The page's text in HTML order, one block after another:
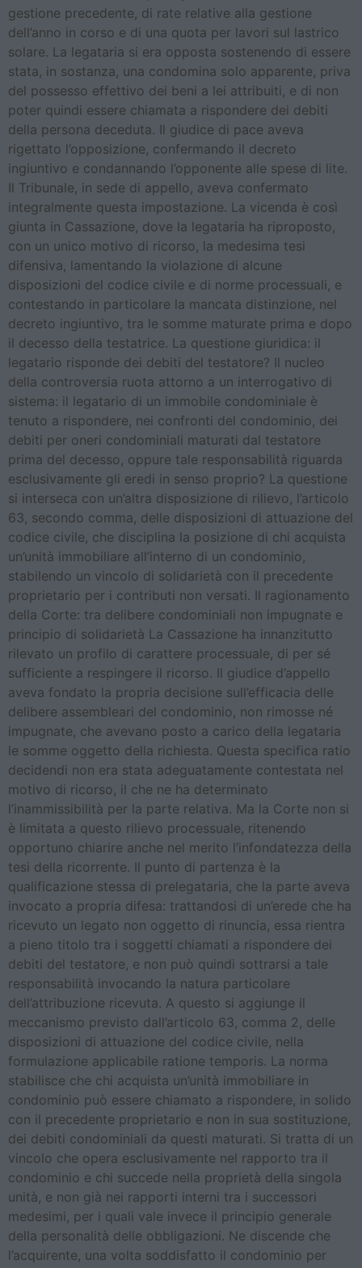
gestione precedente, di rate relative alla gestione
dell’anno in corso e di una quota per lavori sul lastrico
solare. La legataria si era opposta sostenendo di essere
stata, in sostanza, una condomina solo apparente, priva
del possesso effettivo dei beni a lei attribuiti, e di non
poter quindi essere chiamata a rispondere dei debiti
della persona deceduta. Il giudice di pace aveva
rigettato l’opposizione, confermando il decreto
ingiuntivo e condannando l’opponente alle spese di lite.
Il Tribunale, in sede di appello, aveva confermato
integralmente questa impostazione. La vicenda è così
giunta in Cassazione, dove la legataria ha riproposto,
con un unico motivo di ricorso, la medesima tesi
difensiva, lamentando la violazione di alcune
disposizioni del codice civile e di norme processuali, e
contestando in particolare la mancata distinzione, nel
decreto ingiuntivo, tra le somme maturate prima e dopo
il decesso della testatrice. La questione giuridica: il
legatario risponde dei debiti del testatore? Il nucleo
della controversia ruota attorno a un interrogativo di
sistema: il legatario di un immobile condominiale è
tenuto a rispondere, nei confronti del condominio, dei
debiti per oneri condominiali maturati dal testatore
prima del decesso, oppure tale responsabilità riguarda
esclusivamente gli eredi in senso proprio? La questione
si interseca con un’altra disposizione di rilievo, l’articolo
63, secondo comma, delle disposizioni di attuazione del
codice civile, che disciplina la posizione di chi acquista
un’unità immobiliare all’interno di un condominio,
stabilendo un vincolo di solidarietà con il precedente
proprietario per i contributi non versati. Il ragionamento
della Corte: tra delibere condominiali non impugnate e
principio di solidarietà La Cassazione ha innanzitutto
rilevato un profilo di carattere processuale, di per sé
sufficiente a respingere il ricorso. Il giudice d’appello
aveva fondato la propria decisione sull’efficacia delle
delibere assembleari del condominio, non rimosse né
impugnate, che avevano posto a carico della legataria
le somme oggetto della richiesta. Questa specifica ratio
decidendi non era stata adeguatamente contestata nel
motivo di ricorso, il che ne ha determinato
l’inammissibilità per la parte relativa. Ma la Corte non si
è limitata a questo rilievo processuale, ritenendo
opportuno chiarire anche nel merito l’infondatezza della
tesi della ricorrente. Il punto di partenza è la
qualificazione stessa di prelegataria, che la parte aveva
invocato a propria difesa: trattandosi di un’erede che ha
ricevuto un legato non oggetto di rinuncia, essa rientra
a pieno titolo tra i soggetti chiamati a rispondere dei
debiti del testatore, e non può quindi sottrarsi a tale
responsabilità invocando la natura particolare
dell’attribuzione ricevuta. A questo si aggiunge il
meccanismo previsto dall’articolo 63, comma 2, delle
disposizioni di attuazione del codice civile, nella
formulazione applicabile ratione temporis. La norma
stabilisce che chi acquista un’unità immobiliare in
condominio può essere chiamato a rispondere, in solido
con il precedente proprietario e non in sua sostituzione,
dei debiti condominiali da questi maturati. Si tratta di un
vincolo che opera esclusivamente nel rapporto tra il
condominio e chi succede nella proprietà della singola
unità, e non già nei rapporti interni tra i successori
medesimi, per i quali vale invece il principio generale
della personalità delle obbligazioni. Ne discende che
l’acquirente, una volta soddisfatto il condominio per